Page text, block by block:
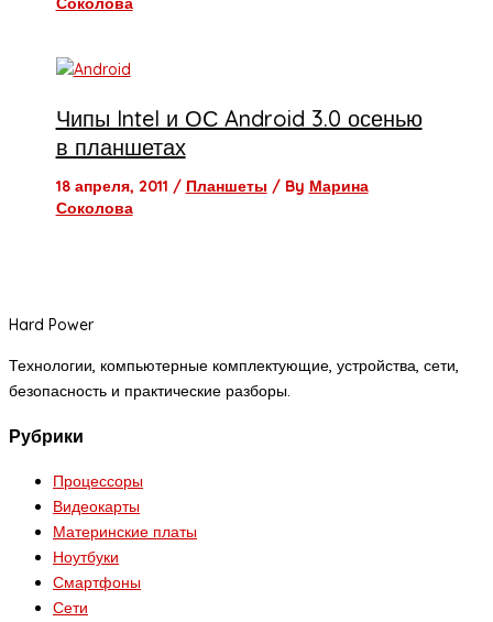
Чипы Intel и ОС Android 3.0 осенью
в планшетах
18 апреля, 2011 / Планшеты / By Марина
Соколова
Hard Power
Технологии, компьютерные комплектующие, устройства, сети,
безопасность и практические разборы.
Рубрики
Процессоры
Видеокарты
Материнские платы
Ноутбуки
Смартфоны
Сети